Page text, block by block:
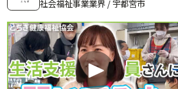
社会福祉事業業界 / 宇都宮市